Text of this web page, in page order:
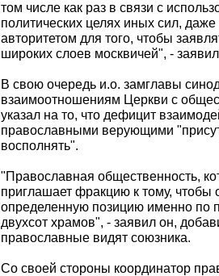
том числе как раз в связи с
политических целях иных сил,
авторитетом для того, чтобы
широких слоев москвичей", -
В свою очередь и.о. замглавы
взаимоотношениям Церкви с
указал на то, что дефицит
православными верующими
восполнять".
"Православная общественность,
приглашает фракцию к тому, чтобы
определенную позицию именно по
двухсот храмов", - заявил он,
православные видят союзника.
Со своей стороны координатор